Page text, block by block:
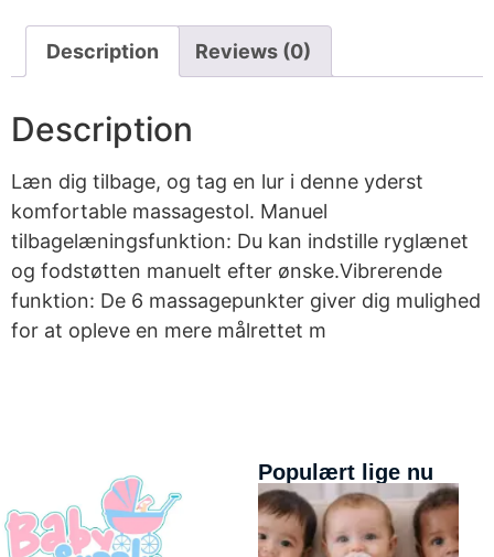
Description Reviews (0)
Description
Læn dig tilbage, og tag en lur i denne yderst
komfortable massagestol. Manuel
tilbagelæningsfunktion: Du kan indstille ryglænet
og fodstøtten manuelt efter ønske.Vibrerende
funktion: De 6 massagepunkter giver dig mulighed
for at opleve en mere målrettet m
Populært lige nu